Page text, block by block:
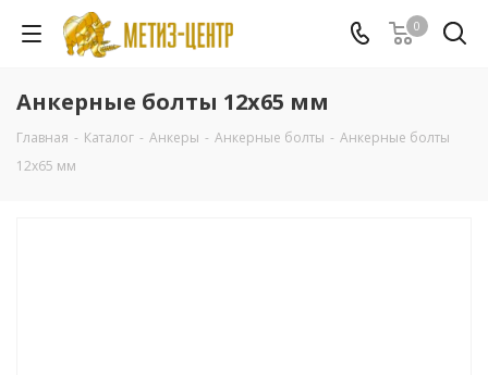
0
Анкерные болты 12х65 мм
Главная - Каталог - Анкеры - Анкерные болты - Анкерные болты
12х65 мм